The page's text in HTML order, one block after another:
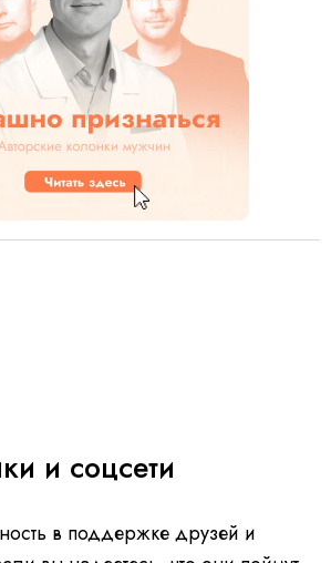
и соцсети
в поддержке друзей и